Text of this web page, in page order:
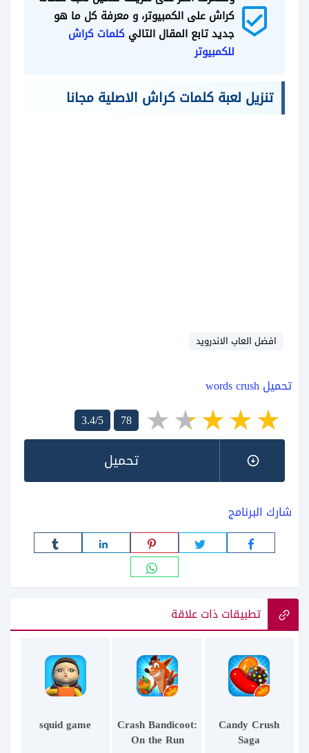
beenhere جديد تابع المقال التالي
للكمبيوتر
تنزيل لعبة كلمات كراش الاصلية مجانا
افضل العاب الاندرويد
تحميل words crush
3.4/5
78
تحميل
شارك البرنامج
تطبيقات ذات علاقة
Candy Crush
Saga
Crash Bandicoot:
On the Run
squid game